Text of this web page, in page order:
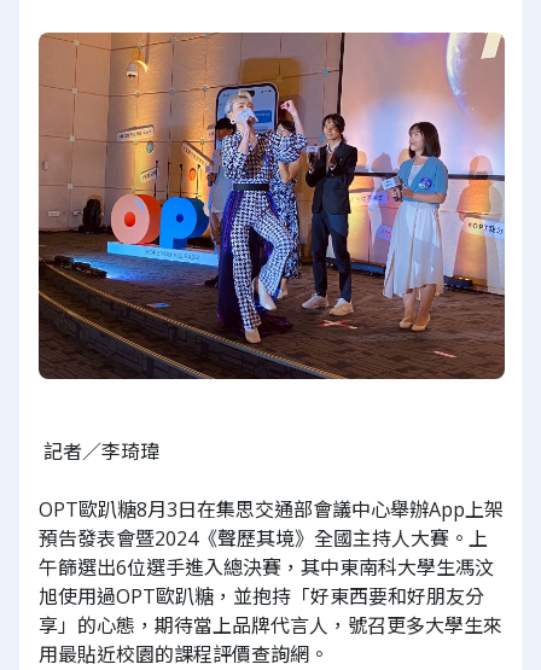
記者／李琦瑋
OPT歐趴糖8月3日在集思交通部會議中心舉辦App上架
預告發表會暨2024《聲歷其境》全國主持人大賽。上
午篩選出6位選手進入總決賽，其中東南科大學生馮汶
旭使用過OPT歐趴糖，並抱持「好東西要和好朋友分
享」的心態，期待當上品牌代言人，號召更多大學生來
用最貼近校園的課程評價查詢網。